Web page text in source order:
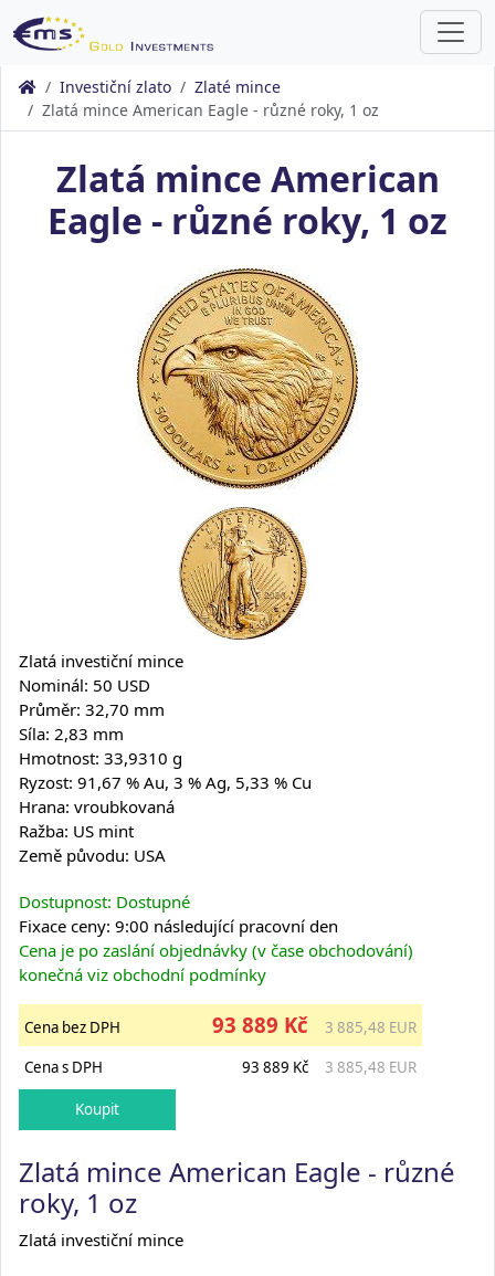
Investiční zlato
Zlaté mince
Zlatá mince American Eagle - různé roky, 1 oz
Zlatá mince American
Eagle - různé roky, 1 oz
Zlatá investiční mince
Nominál: 50 USD
Průměr: 32,70 mm
Síla: 2,83 mm
Hmotnost: 33,9310 g
Ryzost: 91,67 % Au, 3 % Ag, 5,33 % Cu
Hrana: vroubkovaná
Ražba: US mint
Země původu: USA
Dostupnost: Dostupné
Fixace ceny: 9:00 následující pracovní den
Cena je po zaslání objednávky (v čase obchodování)
konečná viz obchodní podmínky
Cena bez DPH 93 889 Kč
3 885,48 EUR
Cena s DPH
93 889 Kč 3 885,48 EUR
Zlatá mince American Eagle - různé
roky, 1 oz
Zlatá investiční mince